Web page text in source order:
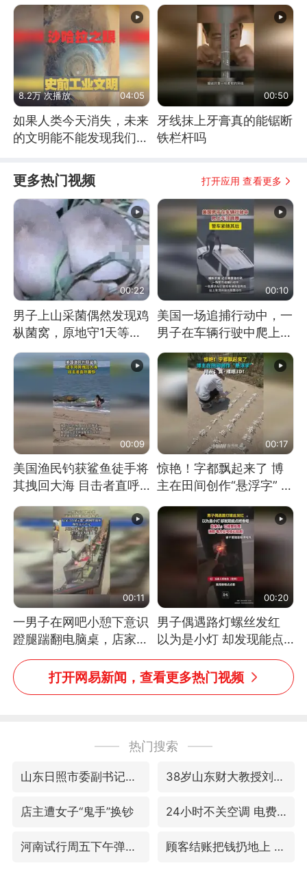
8.2万 次播放 04:05
如果人类今天消失，未来
的文明能不能发现我们存
00:50
牙线抹上牙膏真的能锯断
铁栏杆吗
更多热门视频 打开应用 查看更多
00:22
男子上山采菌偶然发现鸡
枞菌窝，原地守1天等它
长大：挖了140多朵
00:10
美国一场追捕行动中，一
男子在车辆行驶中爬上车
顶跳舞。（新京报）
00:09
美国渔民钓获鲨鱼徒手将
其拽回大海 目击者直呼
震惊 （视频来源：参考
消息）
00:17
惊艳！字都飘起来了 博
主在田间创作“悬浮字” 网
友：真·裸眼3D！
00:11
一男子在网吧小憩下意识
蹬腿踹翻电脑桌，店家3
台显示器与机械臂损坏
00:20
男子偶遇路灯螺丝发红
以为是小灯 却发现能点
燃香烟 当事人：已报警
处理
打开网易新闻，查看更多热门视频
热门搜索
山东日照市委副书记王峰被查 38岁山东财大教授刘海明逝世
店主遭女子“鬼手”换钞 24小时不关空调 电费反而更低？
河南试行周五下午弹性离岗 顾客结账把钱扔地上 服务员霸气扔回